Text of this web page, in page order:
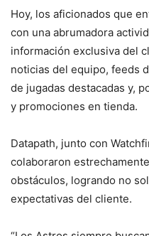
Hoy, los aficionados que
con una abrumadora
información exclusiva del
noticias del equipo, feeds
de jugadas destacadas y,
y promociones en tienda.
Datapath, junto con
colaboraron
obstáculos, logrando no
expectativas del cliente.